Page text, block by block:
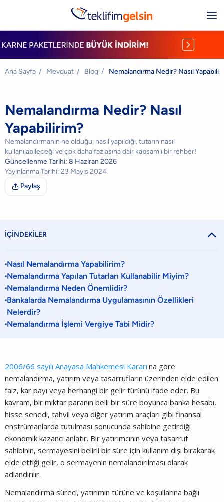
Ana Sayfa / Mevduat / Blog / Nemalandırma Nedir? Nasıl
Nemalandırma Nedir? Nasıl
Yapabilirim?
Nemalandırmanın ne olduğu, nasıl yapıldığı, tutarın nasıl
kullanılabileceği ve çok daha fazlasına dair kapsamlı bir rehber!
Güncellenme Tarihi: 8 Haziran 2026
Yayınlanma Tarihi: 23 Mayıs 2024
 Paylaş
İÇİNDEKİLER 
Nasıl Nemalandırma Yapabilirim?
Nemalandırma Yapılan Tutarları Kullanabilir Miyim?
Nemalandırma Neden Önemlidir?
Bankalarda Nemalandırma Uygulamasının Özellikleri
Nelerdir?
Nemalandırma İşlemi Vergiye Tabi Midir?
2006/66 sayılı Anayasa Mahkemesi Kararı'na göre
nemalandırma, yatırım veya tasarrufların üzerinden elde edilen
faiz, kar payı veya herhangi bir gelir türünü ifade eder. Bu
kavram, bir miktar paranın belli bir süre boyunca banka hesabı,
hisse senedi, tahvil veya diğer yatırım araçları gibi finansal
enstrümanlarda tutulması sonucunda sahibine getirdiği
ekonomik kazancı anlatır. Bir yatırımcının veya tasarruf
sahibinin, sermayesini belirli bir süre için kullanım dışı bırakarak
elde ettiği gelir, o sermayenin nemalandırılması olarak
adlandırılır.
Nemalandırma süreci, yatırımın türüne ve koşullarına bağlı